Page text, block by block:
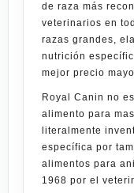
de raza más
veterinarios en
razas grandes,
nutrición
mejor precio
Royal Canin no
alimento para
literalmente
específica por
alimentos para
1968 por el